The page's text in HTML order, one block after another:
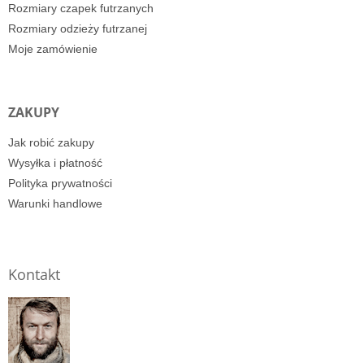
Rozmiary czapek futrzanych
Rozmiary odzieży futrzanej
Moje zamówienie
ZAKUPY
Jak robić zakupy
Wysyłka i płatność
Polityka prywatności
Warunki handlowe
Kontakt